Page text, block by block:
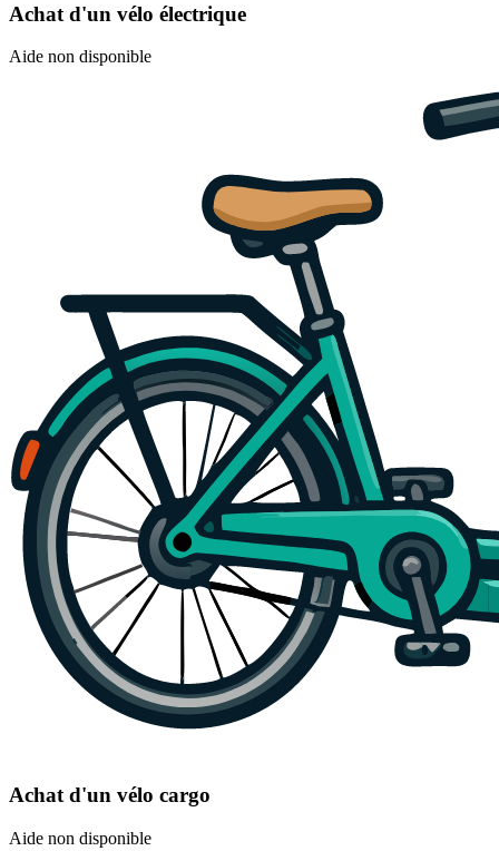
Achat d'un vélo électrique
Aide non disponible
Achat d'un vélo cargo
Aide non disponible